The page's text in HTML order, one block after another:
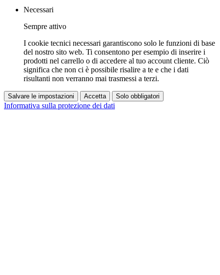
Necessari
Sempre attivo
I cookie tecnici necessari garantiscono solo le funzioni di base
del nostro sito web. Ti consentono per esempio di inserire i
prodotti nel carrello o di accedere al tuo account cliente. Ciò
significa che non ci è possibile risalire a te e che i dati
risultanti non verranno mai trasmessi a terzi.
Salvare le impostazioni Accetta Solo obbligatori
Informativa sulla protezione dei dati